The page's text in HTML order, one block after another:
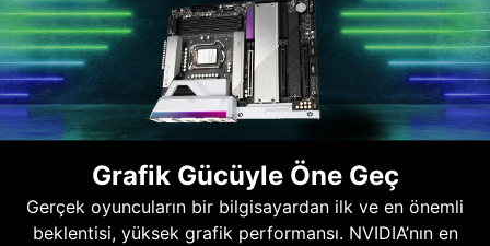
Grafik Gücüyle Öne Geç
Gerçek oyuncuların bir bilgisayardan ilk ve en önemli
beklentisi, yüksek grafik performansı. NVIDIA’nın en